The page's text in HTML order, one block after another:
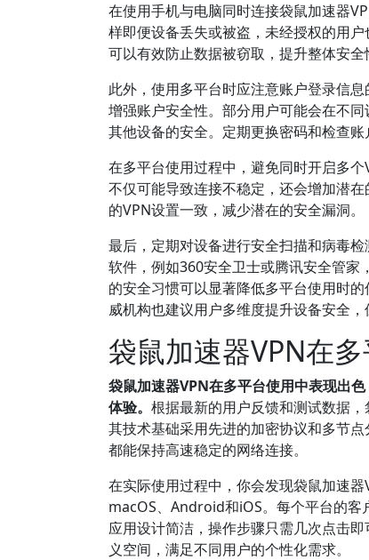
在使用手机与电脑同时连接袋鼠加速器
样即便设备丢失或被盗，未经授权的用
可以有效防止数据被窃取，提升整体安全
此外，使用多平台时应注意账户登录信
增强账户安全性。部分用户可能会在不
其他设备的安全。定期更换密码和检查
在多平台使用过程中，避免同时开启多
不仅可能导致连接不稳定，还会增加潜
的VPN设置一致，减少潜在的安全漏洞。
最后，定期对设备进行安全扫描和病毒
软件，例如360安全卫士或腾讯安全管
的安全习惯可以显著降低多平台使用时
威机构也建议用户多维度提升设备安全，
袋鼠加速器VPN在
袋鼠加速器VPN在多平台使用中表现出
体验。 根据最新的用户反馈和测试数据
其技术基础采用先进的加密协议和多节
都能保持高速稳定的网络连接。
在实际使用过程中，你会发现袋鼠加速
macOS、Android和iOS。每个平台的客
应用设计简洁，操作步骤只需几次点击
义空间，满足不同用户的个性化需求。